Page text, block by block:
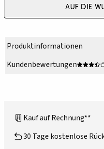
Auf die
Produktinformationen
Kundenbewertungen
Kauf auf Rechnung**
30 Tage kostenlose